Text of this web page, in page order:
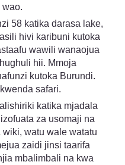
58 katika darasa lake,
hivi karibuni kutoka
wawili wanaojua
hii. Mmoja
kutoka Burundi.
safari.
katika mjadala
za usomaji na
watu wale watatu
zaidi jinsi taarifa
mbalimbali na kwa